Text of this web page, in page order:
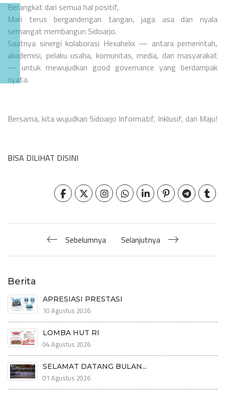
Berangkat dari semua hal positif,
Mari terus bergandengan tangan, jaga asa dan nyala
semangat membangun Sidoarjo.
Saatnya sinergi kolaborasi Hexahelix — antara pemerintah,
akademisi, pelaku usaha, komunitas, media, dan masyarakat
— untuk mewujudkan good governance yang berdampak
nyata.
Bersama, kita wujudkan Sidoarjo Informatif, Inklusif, dan Maju!
BISA DILIHAT DISINI
Sebelumnya Selanjutnya
Berita
APRESIASI PRESTASI
10 Agustus 2026
LOMBA HUT RI
04 Agustus 2026
SELAMAT DATANG BULAN...
01 Agustus 2026